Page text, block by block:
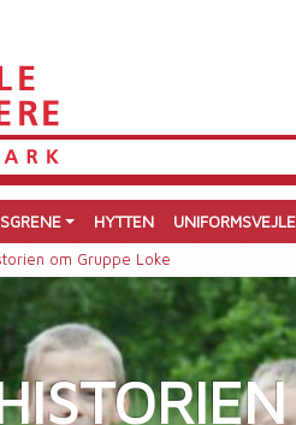
HYTTEN
om Gruppe Loke